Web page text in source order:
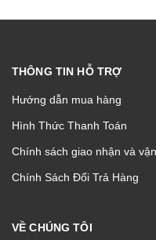
THÔNG TIN HỖ TRỢ
Hướng dẫn mua hàng
Hình Thức Thanh Toán
Chính sách giao nhận và
Chính Sách Đổi Trả Hàng
VỀ CHÚNG TÔI